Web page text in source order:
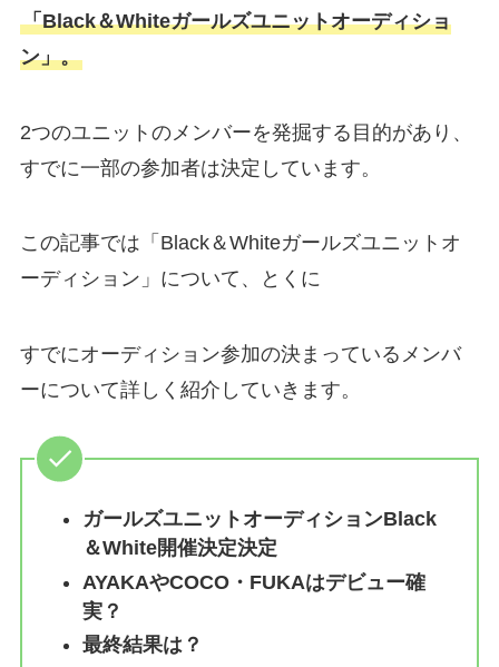
「Black＆Whiteガールズユニットオーディショ
ン」。
2つのユニットのメンバーを発掘する目的があり、
すでに一部の参加者は決定しています。
この記事では「Black＆Whiteガールズユニットオ
ーディション」について、とくに
すでにオーディション参加の決まっているメンバ
ーについて詳しく紹介していきます。
ガールズユニットオーディションBlack
＆White開催決定決定
AYAKAやCOCO・FUKAはデビュー確
実？
最終結果は？